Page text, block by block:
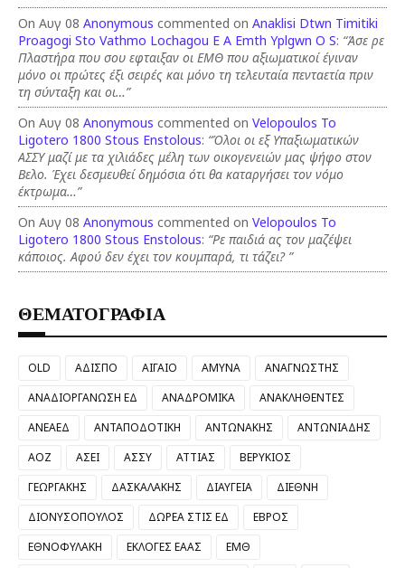
On Αυγ 08 Anonymous commented on Anaklisi Dtwn Timitiki
Proagogi Sto Vathmo Lochagou E A Emth Yplgwn O S: “Άσε ρε
Πλαστήρα που σου εφταιξαν οι ΕΜΘ που αξιωματικοί έγιναν
μόνο οι πρώτες έξι σειρές και μόνο τη τελευταία πενταετία πριν
τη σύνταξη και οι…”
On Αυγ 08 Anonymous commented on Velopoulos To
Ligotero 1800 Stous Enstolous: “Όλοι οι εξ Υπαξιωματικών
ΑΣΣΥ μαζί με τα χιλιάδες μέλη των οικογενειών μας ψήφο στον
Βελο. Έχει δεσμευθεί δημόσια ότι θα καταργήσει τον νόμο
έκτρωμα…”
On Αυγ 08 Anonymous commented on Velopoulos To
Ligotero 1800 Stous Enstolous: “Ρε παιδιά ας τον μαζέψει
κάποιος. Αφού δεν έχει τον κουμπαρά, τι τάζει? ”
ΘΕΜΑΤΟΓΡΑΦΙΑ
OLD ΑΔΙΣΠΟ ΑΙΓΑΙΟ ΑΜΥΝΑ
ΑΝΑΓΝΩΣΤΗΣ
ΑΝΑΔΙΟΡΓΑΝΩΣΗ ΕΔ
ΑΝΑΔΡΟΜΙΚΑ
ΑΝΑΚΛΗΘΕΝΤΕΣ
ΑΝΕΑΕΔ
ΑΝΤΑΠΟΔΟΤΙΚΗ ΑΝΤΩΝΑΚΗΣ
ΑΝΤΩΝΙΑΔΗΣ
ΑΟΖ
ΑΣΕΙ ΑΣΣΥ ΑΤΤΙΑΣ
ΒΕΡΥΚΙΟΣ
ΓΕΩΡΓΑΚΗΣ
ΔΑΣΚΑΛΑΚΗΣ ΔΙΑΥΓΕΙΑ
ΔΙΕΘΝΗ
ΔΙΟΝΥΣΟΠΟΥΛΟΣ
ΔΩΡΕΑ ΣΤΙΣ ΕΔ
ΕΒΡΟΣ
ΕΘΝΟΦΥΛΑΚΗ
ΕΚΛΟΓΕΣ ΕΑΑΣ
ΕΜΘ